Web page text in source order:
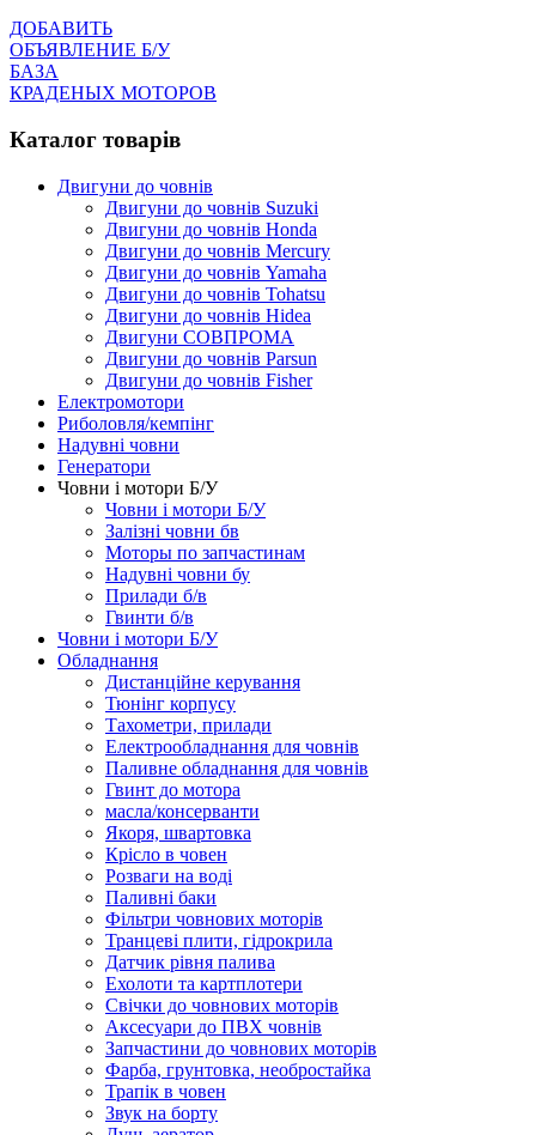
ДОБАВИТЬ
ОБЪЯВЛЕНИЕ Б/У
БАЗА
КРАДЕНЫХ МОТОРОВ
Каталог товарів
Двигуни до човнів
Двигуни до човнів Suzuki
Двигуни до човнів Honda
Двигуни до човнів Mercury
Двигуни до човнів Yamaha
Двигуни до човнів Tohatsu
Двигуни до човнів Hidea
Двигуни СОВПРОМА
Двигуни до човнів Parsun
Двигуни до човнів Fisher
Електромотори
Риболовля/кемпінг
Надувні човни
Генератори
Човни і мотори Б/У
Човни і мотори Б/У
Залізні човни бв
Моторы по запчастинам
Надувні човни бу
Прилади б/в
Гвинти б/в
Човни і мотори Б/У
Обладнання
Дистанційне керування
Тюнінг корпусу
Тахометри, прилади
Електрообладнання для човнів
Паливне обладнання для човнів
Гвинт до мотора
масла/консерванти
Якоря, швартовка
Крісло в човен
Розваги на воді
Паливні баки
Фільтри човнових моторів
Транцеві плити, гідрокрила
Датчик рівня палива
Ехолоти та картплотери
Cвічки до човнових моторів
Аксесуари до ПВХ човнів
Запчастини до човнових моторів
Фарба, грунтовка, необростайка
Трапік в човен
Звук на борту